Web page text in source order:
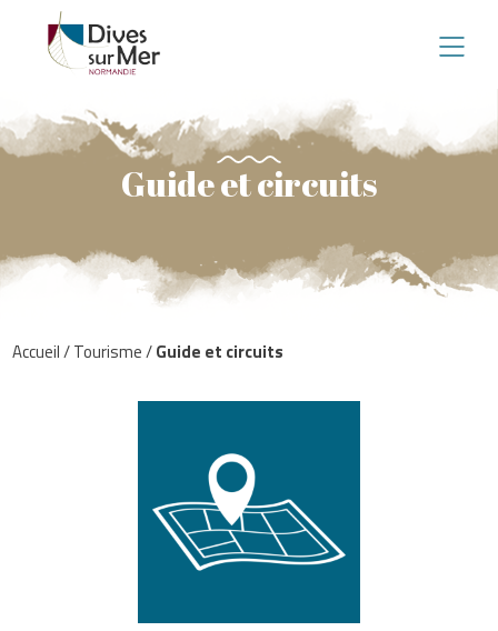
Guide et circuits
Accueil/Tourisme/Guide et circuits